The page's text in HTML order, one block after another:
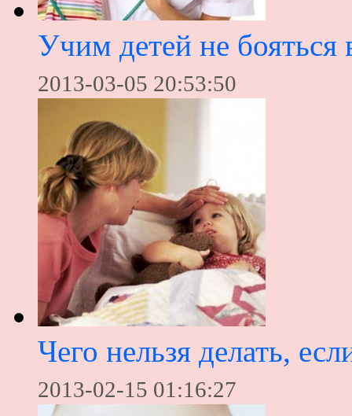
Учим детей не бояться
2013-03-05 20:53:50
Чего нельзя делать,
2013-02-15 01:16:27